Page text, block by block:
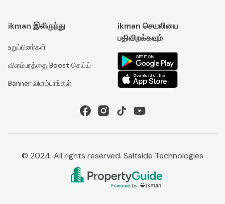
ikman இலிருந்து
உறுப்பினர்கள்
விளம்பரத்தை Boost செய்ய்
Banner விளம்பரங்கள்
ikman செயலியை
பதிவிறக்கவும்
© 2024. All rights reserved. Saltside Technologies